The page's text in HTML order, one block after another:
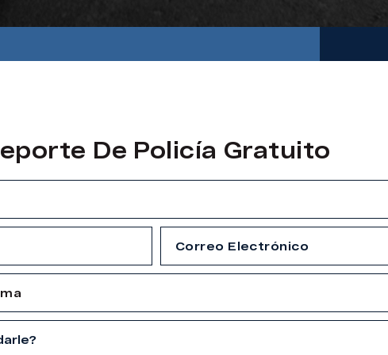
De Policía Gratuito